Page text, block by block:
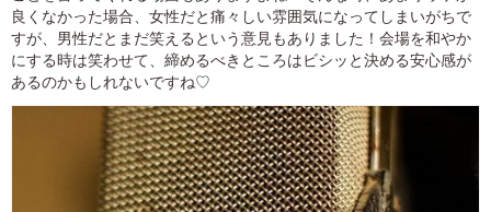
良くなかった場合、女性だと痛々しい雰囲気になってしまいがちで
すが、男性だとまだ笑えるという意見もありました！会場を和やか
にする時は笑わせて、締めるべきところはビシッと決める安心感が
あるのかもしれないですね♡